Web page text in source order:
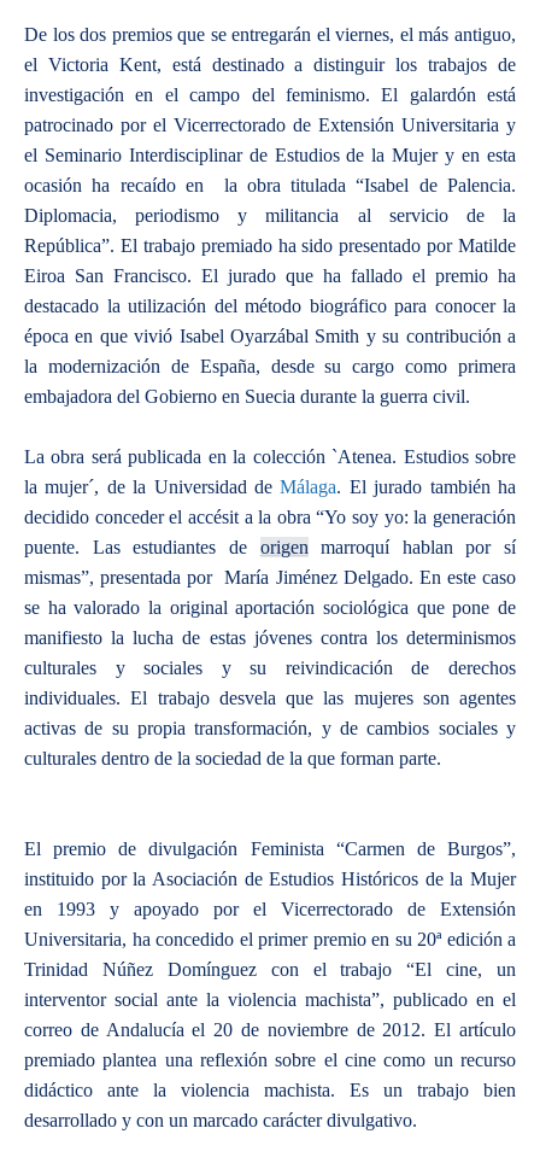
De los dos premios que se entregarán el viernes, el más antiguo,
el Victoria Kent, está destinado a distinguir los trabajos de
investigación en el campo del feminismo. El galardón está
patrocinado por el Vicerrectorado de Extensión Universitaria y
el Seminario Interdisciplinar de Estudios de la Mujer y en esta
ocasión ha recaído en la obra titulada “Isabel de Palencia.
Diplomacia, periodismo y militancia al servicio de la
República”. El trabajo premiado ha sido presentado por Matilde
Eiroa San Francisco. El jurado que ha fallado el premio ha
destacado la utilización del método biográfico para conocer la
época en que vivió Isabel Oyarzábal Smith y su contribución a
la modernización de España, desde su cargo como primera
embajadora del Gobierno en Suecia durante la guerra civil.
La obra será publicada en la colección `Atenea. Estudios sobre
la mujer´, de la Universidad deMálaga. El jurado también ha
decidido conceder el accésit a la obra “Yo soy yo: la generación
puente. Las estudiantes de origen marroquí hablan por sí
mismas”, presentada por María Jiménez Delgado. En este caso
se ha valorado la original aportación sociológica que pone de
manifiesto la lucha de estas jóvenes contra los determinismos
culturales y sociales y su reivindicación de derechos
individuales. El trabajo desvela que las mujeres son agentes
activas de su propia transformación, y de cambios sociales y
culturales dentro de la sociedad de la que forman parte.
El premio de divulgación Feminista “Carmen de Burgos”,
instituido por la Asociación de Estudios Históricos de la Mujer
en 1993 y apoyado por el Vicerrectorado de Extensión
Universitaria, ha concedido el primer premio en su 20ª edición a
Trinidad Núñez Domínguez con el trabajo “El cine, un
interventor social ante la violencia machista”, publicado en el
correo de Andalucía el 20 de noviembre de 2012. El artículo
premiado plantea una reflexión sobre el cine como un recurso
didáctico ante la violencia machista. Es un trabajo bien
desarrollado y con un marcado carácter divulgativo.